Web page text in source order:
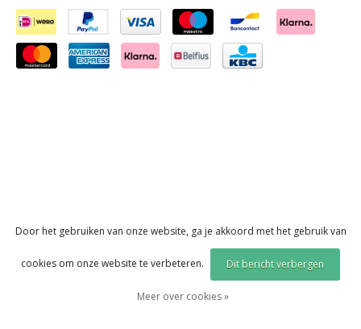
Door het gebruiken van onze website, ga je akkoord met het gebruik van
cookies om onze website te verbeteren. Dit bericht verbergen
Meer over cookies »